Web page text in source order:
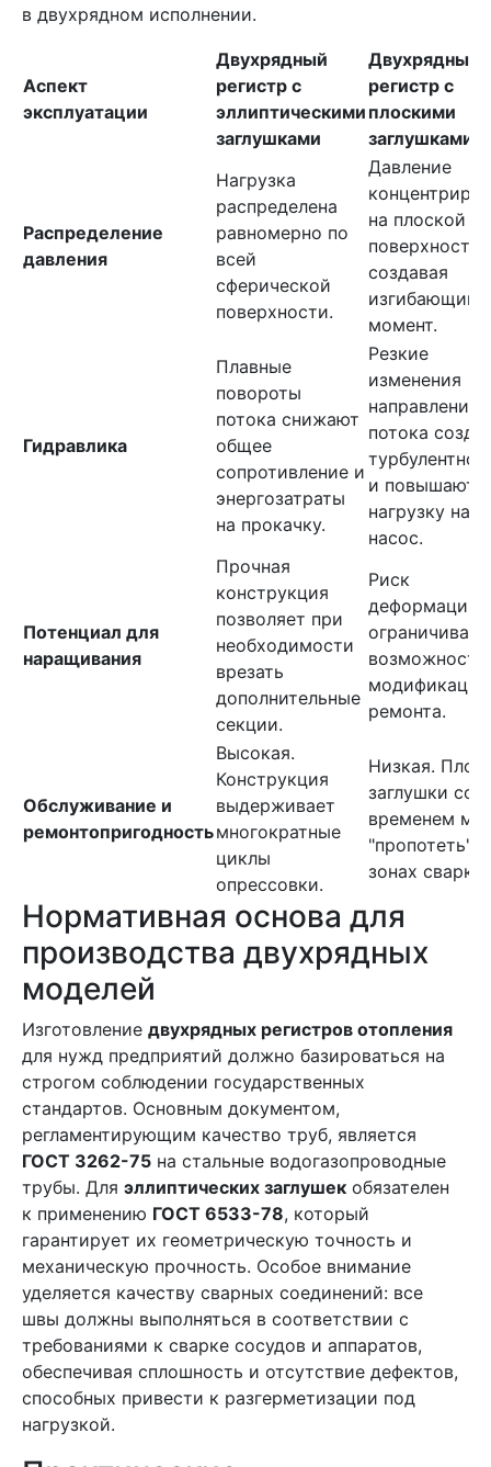
в двухрядном исполнении.
Аспект
эксплуатации
Двухрядный
регистр с
эллиптическими
заглушками
Двухрядный
регистр с
плоскими
заглушками
Распределение
давления
Нагрузка
распределена
равномерно по
всей
сферической
поверхности.
Давление
на плоской
поверхности,
создавая
изгибающий
момент.
Гидравлика
Плавные
повороты
потока снижают
общее
сопротивление и
энергозатраты
на прокачку.
Резкие
изменения
направления
потока
и повышают
нагрузку на
насос.
Потенциал для
наращивания
Прочная
конструкция
позволяет при
необходимости
врезать
дополнительные
секции.
Риск
деформации
ограничивает
возможности
ремонта.
Обслуживание и
ремонтопригодность
Высокая.
Конструкция
выдерживает
многократные
циклы
опрессовки.
Низкая.
заглушки со
временем
"пропотеть" в
зонах сварки.
Нормативная основа для
производства двухрядных
моделей
Изготовление двухрядных регистров отопления
для нужд предприятий должно базироваться на
строгом соблюдении государственных
стандартов. Основным документом,
регламентирующим качество труб, является
ГОСТ 3262-75 на стальные водогазопроводные
трубы. Для эллиптических заглушек обязателен
к применению ГОСТ 6533-78, который
гарантирует их геометрическую точность и
механическую прочность. Особое внимание
уделяется качеству сварных соединений: все
швы должны выполняться в соответствии с
требованиями к сварке сосудов и аппаратов,
обеспечивая сплошность и отсутствие дефектов,
способных привести к разгерметизации под
нагрузкой.